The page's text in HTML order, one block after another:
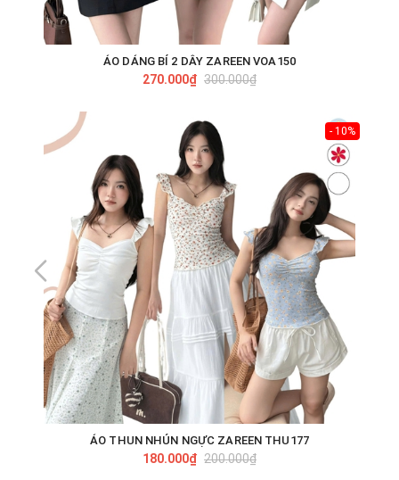
ÁO DÁNG BÍ 2 DÂY ZAREEN VOA150
270.000₫ 300.000₫
- 10%
ÁO THUN NHÚN NGỰC ZAREEN THU177
180.000₫ 200.000₫